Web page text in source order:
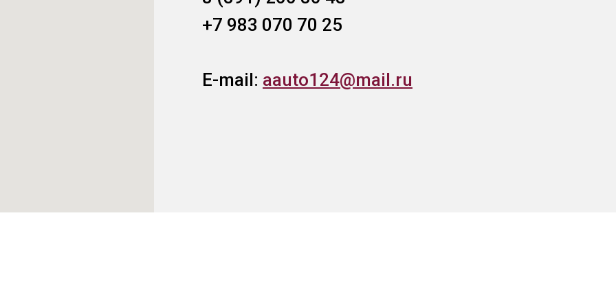
+7 983 070 70 25
E-mail: aauto124@mail.ru